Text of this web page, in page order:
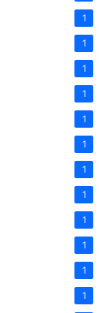
1
1
1
1
1
1
1
1
1
1
1
1